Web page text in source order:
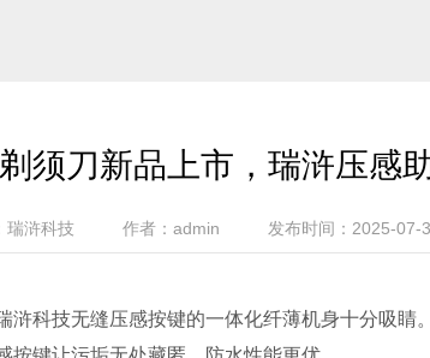
须刀新品上市，瑞浒压感
瑞浒科技 作者：admin 发布时间：2025-07-
科技无缝压感按键的一体化纤薄机身十分吸